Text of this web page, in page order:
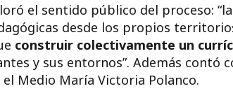
el sentido público del proceso:
desde los propios
construir colectivamente un
y sus entornos”. Además contó
Medio María Victoria Polanco.